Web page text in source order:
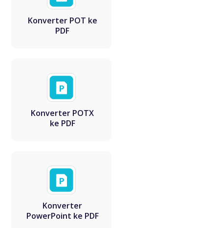
Konverter POT ke
PDF
Konverter POTX
ke PDF
Konverter
PowerPoint ke PDF